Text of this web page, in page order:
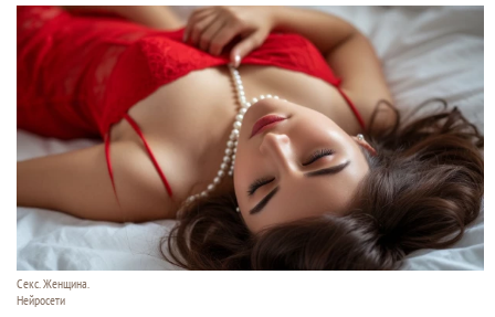
Секс. Женщина.
Нейросети